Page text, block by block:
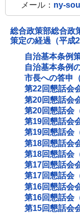
メール： ny-
総合政策部総合政
策定の経過（平成
自治基本条例
自治基本条例
市長への答申
第22回懇話会
第20回懇話会
第20回懇話会
第19回懇話会
第19回懇話会
第18回懇話会
第18回懇話会
第17回懇話会
第17回懇話会
第16回懇話会
第16回懇話会
第15回懇話会